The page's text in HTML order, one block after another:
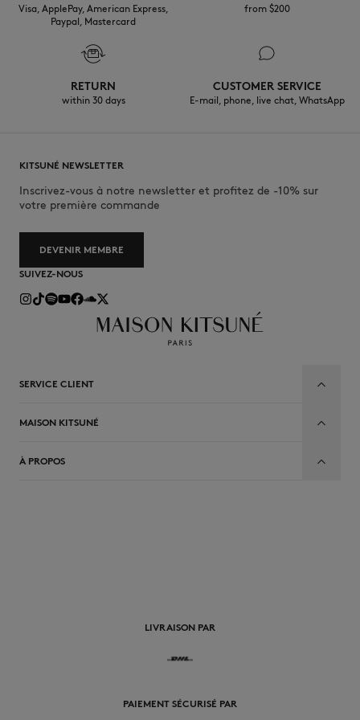
Visa, ApplePay, American Express,
Paypal, Mastercard
from $200
RETURN
within 30 days
CUSTOMER SERVICE
E-mail, phone, live chat, WhatsApp
KITSUNÉ NEWSLETTER
Inscrivez-vous à notre newsletter et profitez de -10% sur
votre première commande
DEVENIR MEMBRE
SUIVEZ-NOUS
SERVICE CLIENT
MAISON KITSUNÉ
À PROPOS
LIVRAISON PAR
PAIEMENT SÉCURISÉ PAR